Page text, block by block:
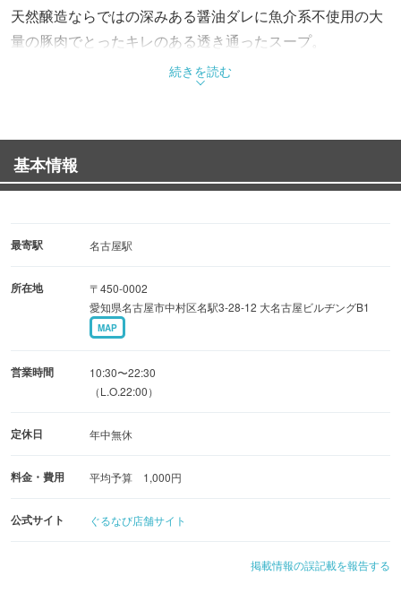
天然醸造ならではの深みある醤油ダレに魚介系不使用の大
量の豚肉でとったキレのある透き通ったスープ。
さらに生姜の芳醇な薫りが食欲をそそる渾身の一杯。名古
屋店限定の、八丁味噌を練りこんだ味噌ダレを使用した
食べれない味をお楽しみください。
続きを読む
基本情報
最寄駅 名古屋駅
所在地
〒450-0002
愛知県名古屋市中村区名駅3-28-12 大名古屋ビルヂングB1
MAP
営業時間
10:30〜22:30
（L.O.22:00）
定休日 年中無休
料金・費用 平均予算 1,000円
公式サイト ぐるなび店舗サイト
掲載情報の誤記載を報告する